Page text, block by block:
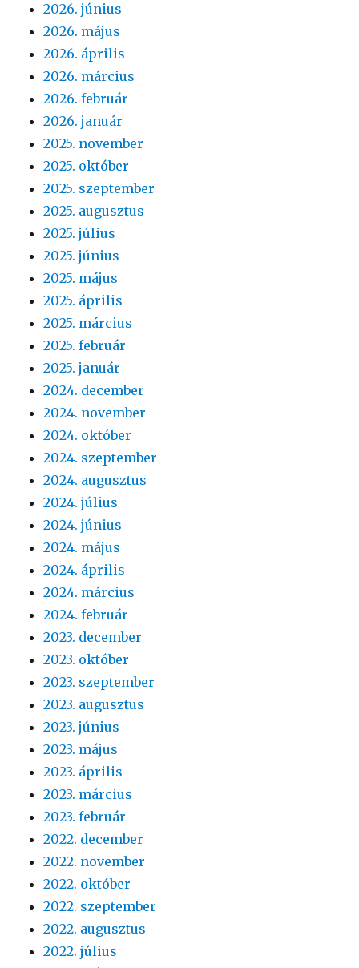
2026. június
2026. május
2026. április
2026. március
2026. február
2026. január
2025. november
2025. október
2025. szeptember
2025. augusztus
2025. július
2025. június
2025. május
2025. április
2025. március
2025. február
2025. január
2024. december
2024. november
2024. október
2024. szeptember
2024. augusztus
2024. július
2024. június
2024. május
2024. április
2024. március
2024. február
2023. december
2023. október
2023. szeptember
2023. augusztus
2023. június
2023. május
2023. április
2023. március
2023. február
2022. december
2022. november
2022. október
2022. szeptember
2022. augusztus
2022. július